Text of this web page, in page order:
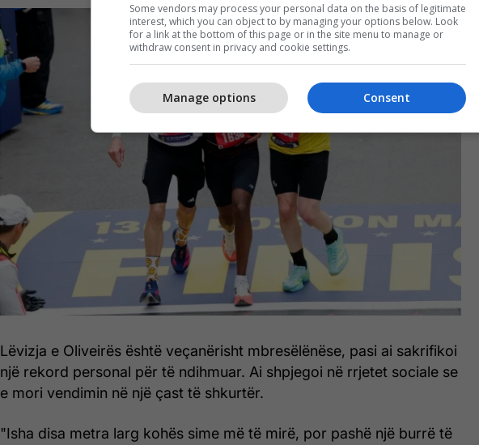
Lëvizja e Oliveirës është veçanërisht mbresëlënëse, pasi ai sakrifikoi
një rekord personal për të ndihmuar. Ai shpjegoi në rrjetet sociale se
e mori vendimin në një çast të shkurtër.
"Isha disa metra larg kohës sime më të mirë, por pashë një burrë të
Some vendors may process your personal data on the basis of legitimate
interest, which you can object to by managing your options below. Look
for a link at the bottom of this page or in the site menu to manage or
withdraw consent in privacy and cookie settings.
Consent
Manage options